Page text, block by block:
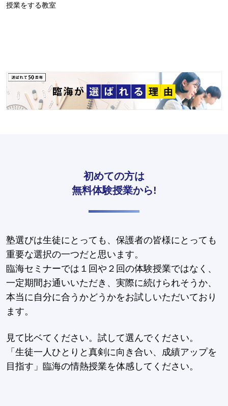
授業をする教室
初めての方は
無料体験授業から!
塾選びは生徒にとっても、保護者の皆様にとっても
重要な選択の一つだと思います。
臨海セミナーでは１回や２回の体験授業ではなく、
一定期間お通いいただき、実際に続けられそうか、
本当に自分に合うかどうかをお試しいただいており
ます。
見て比ベてください。試して選んでください。
「生徒一人ひとりと真剣に向き合い、成績アップを
目指す」臨海の情熱授業を体感してください。